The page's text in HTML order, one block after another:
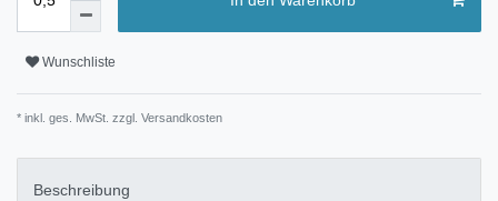
Wunschliste
* inkl. ges. MwSt. zzgl. Versandkosten
Beschreibung